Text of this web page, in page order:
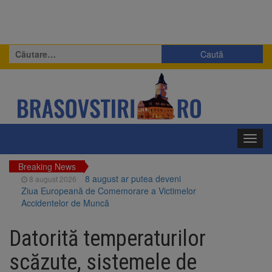
Caută
după:
Breaking News
8 august 2026
8 august ar putea deveni
Ziua Europeană de Comemorare a Victimelor
Accidentelor de Muncă
fostului complex Duplex 91, de lângă Piața
Star
8 august 2026
Ungaria renunță la apelul
pentru reducerea consumului de energie.
Datorită temperaturilor
scăzute, sistemele de